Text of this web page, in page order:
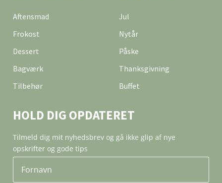
Aftensmad
Frokost
Dessert
Bagværk
Tilbehør
Jul
Nytår
Påske
Thanksgivning
Buffet
HOLD DIG OPDATERET
Tilmeld dig mit nyhedsbrev og gå ikke glip af nye
opskrifter og gode tips